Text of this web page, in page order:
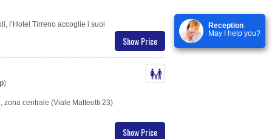
Show Price
l’Hotel Tirreno accoglie i suoi
Show Price
)
zona centrale (Viale Matteotti 23)
Reception
May I help you?